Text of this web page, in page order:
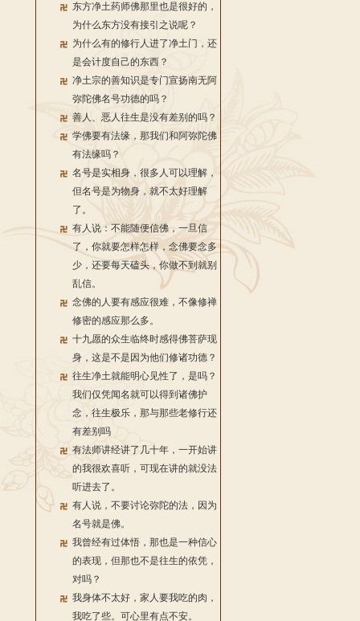
东方净土药师佛那里也是很好的，
为什么东方没有接引之说呢？
为什么有的修行人进了净土门，还
是会计度自己的东西？
净土宗的善知识是专门宣扬南无阿
弥陀佛名号功德的吗？
善人、恶人往生是没有差别的吗？
学佛要有法缘，那我们和阿弥陀佛
有法缘吗？
名号是实相身，很多人可以理解，
但名号是为物身，就不太好理解
了。
有人说：不能随便信佛，一旦信
了，你就要怎样怎样，念佛要念多
少，还要每天磕头，你做不到就别
乱信。
念佛的人要有感应很难，不像修禅
修密的感应那么多。
十九愿的众生临终时感得佛菩萨现
身，这是不是因为他们修诸功德？
往生净土就能明心见性了，是吗？
我们仅凭闻名就可以得到诸佛护
念，往生极乐，那与那些老修行还
有差别吗
有法师讲经讲了几十年，一开始讲
的我很欢喜听，可现在讲的就没法
听进去了。
有人说，不要讨论弥陀的法，因为
名号就是佛。
我曾经有过体悟，那也是一种信心
的表现，但那也不是往生的依凭，
对吗？
我身体不太好，家人要我吃的肉，
我吃了些。可心里有点不安。